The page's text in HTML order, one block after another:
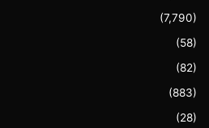
(7,790)
(58)
(82)
(883)
(28)